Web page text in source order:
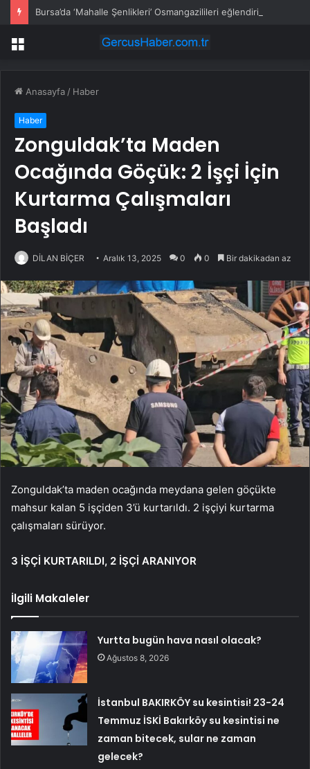
Bursa’da ‘Mahalle Şenlikleri’ Osmangazilileri eğlendiriyor
Menü
Anasayfa / Haber
Haber
Zonguldak’ta Maden
Ocağında Göçük: 2 İşçi İçin
Kurtarma Çalışmaları
Başladı
DİLAN BİÇER Aralık 13, 2025 0 0 Bir dakikadan az
Zonguldak’ta maden ocağında meydana gelen göçükte
mahsur kalan 5 işçiden 3’ü kurtarıldı. 2 işçiyi kurtarma
çalışmaları sürüyor.
3 İŞÇİ KURTARILDI, 2 İŞÇİ ARANIYOR
İlgili Makaleler
Yurtta bugün hava nasıl olacak?
Ağustos 8, 2026
İstanbul BAKIRKÖY su kesintisi! 23-24
Temmuz İSKİ Bakırköy su kesintisi ne
zaman bitecek, sular ne zaman
gelecek?